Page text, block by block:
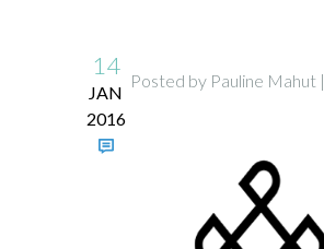
14
JAN
2016
Posted by Pauline Mahut |